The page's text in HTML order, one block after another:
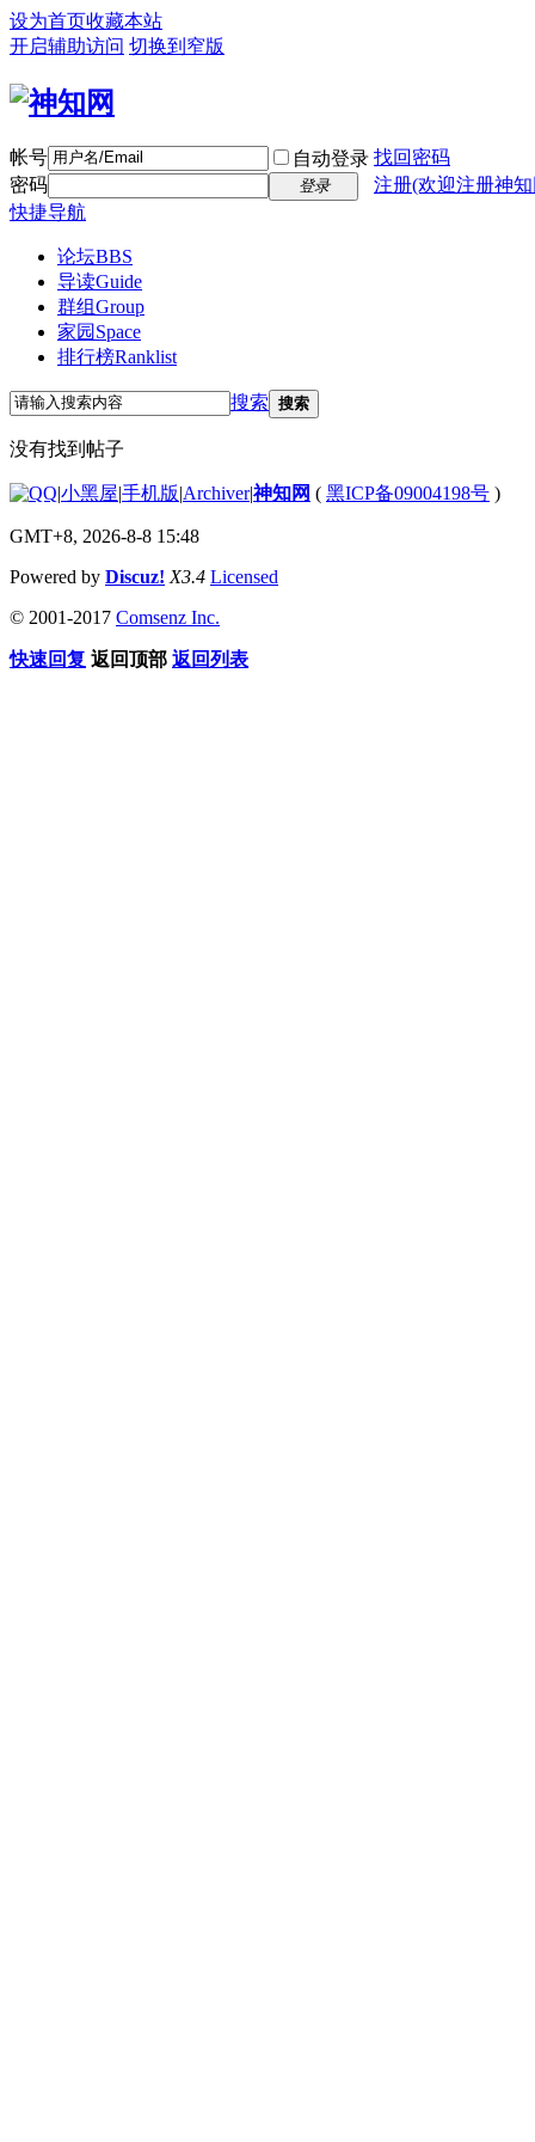
设为首页收藏本站
开启辅助访问 切换到窄版
帐号 自动登录 找回密码
密码
登录
注册(欢迎注册神
快捷导航
论坛BBS
导读Guide
群组Group
家园 Space
排行榜Ranklist
搜索 搜索
没有找到帖子
|小黑屋|手机版|Archiver|神知网 ( 黑ICP备09004198号 )
GMT+8, 2026-8-8 15:48
Powered by Discuz! X3.4 Licensed
© 2001-2017 Comsenz Inc.
快速回复 返回顶部 返回列表